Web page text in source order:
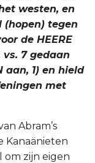
westen, en
(hopen) tegen
de HEERE
7 gedaan
aan, 1) en hield
met
Abram’s
Kanaänieten
om zijn eigen